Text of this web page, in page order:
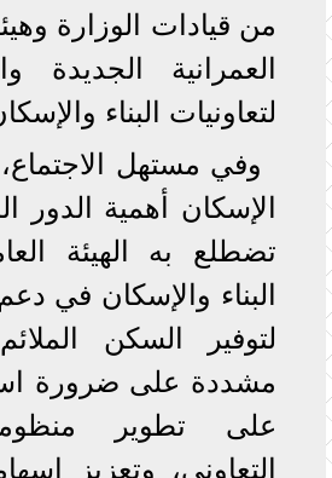
من قيادات الوزارة
العمرانية الجديدة
لتعاونيات البناء
وفي مستهل
الإسكان أهمية الدور
تضطلع به الهيئة
البناء والإسكان في
لتوفير السكن
مشددة على ضرورة
على تطوير
التعاوني، وتعزيز